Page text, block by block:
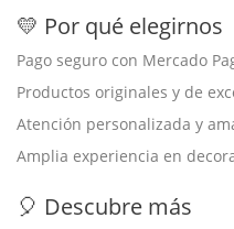
💛 Por qué elegirnos
Pago seguro con Mercado
Productos originales y de
Atención personalizada y
Amplia experiencia en
🎈 Descubre más